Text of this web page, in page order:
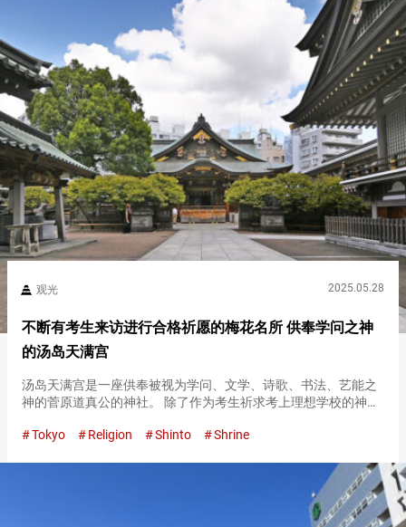
观光 2025.05.28
不断有考生来访进行合格祈愿的梅花名所 供奉学问之神
的汤岛天满宫
汤岛天满宫是一座供奉被视为学问、文学、诗歌、书法、艺能之
神的菅原道真公的神社。 除了作为考生祈求考上理想学校的神社
拜前，请前往手水舍。 在这里清洁手和口。 手水舍 清洁完毕后
Tokyo Religion Shinto Shrine